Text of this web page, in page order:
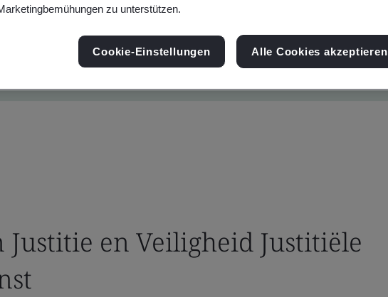
en Veiligheid Justitiële
zu unterstützen.
Cookie-Einstellungen Alle Cookies akzeptieren